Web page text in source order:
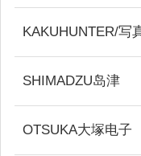
SHIMADZU岛津
OTSUKA大塚电子